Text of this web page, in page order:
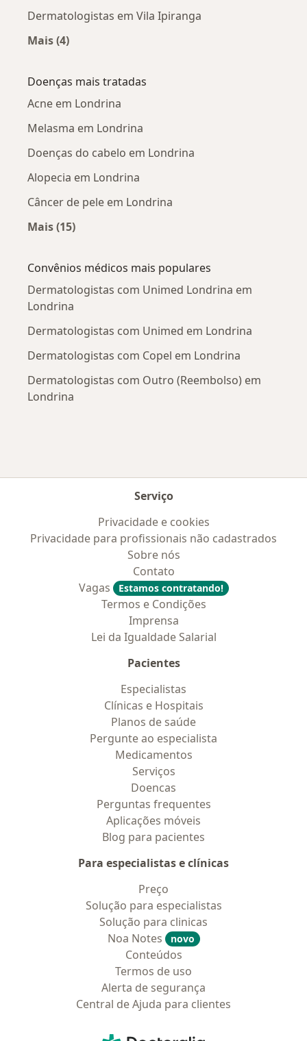
Dermatologistas em Vila Ipiranga
Mais (4)
Doenças mais tratadas
Acne em Londrina
Melasma em Londrina
Doenças do cabelo em Londrina
Alopecia em Londrina
Câncer de pele em Londrina
Mais (15)
Convênios médicos mais populares
Dermatologistas com Unimed Londrina em
Londrina
Dermatologistas com Unimed em Londrina
Dermatologistas com Copel em Londrina
Dermatologistas com Outro (Reembolso) em
Londrina
Serviço
Privacidade e cookies
Privacidade para profissionais não cadastrados
Sobre nós
Contato
Vagas
Estamos contratando!
Termos e Condições
Imprensa
Lei da Igualdade Salarial
Pacientes
Especialistas
Clínicas e Hospitais
Planos de saúde
Pergunte ao especialista
Medicamentos
Serviços
Doencas
Perguntas frequentes
Aplicações móveis
Blog para pacientes
Para especialistas e clínicas
Preço
Solução para especialistas
Solução para clinicas
Noa Notes
novo
Conteúdos
Termos de uso
Alerta de segurança
Central de Ajuda para clientes
Doctoralia - Homepage